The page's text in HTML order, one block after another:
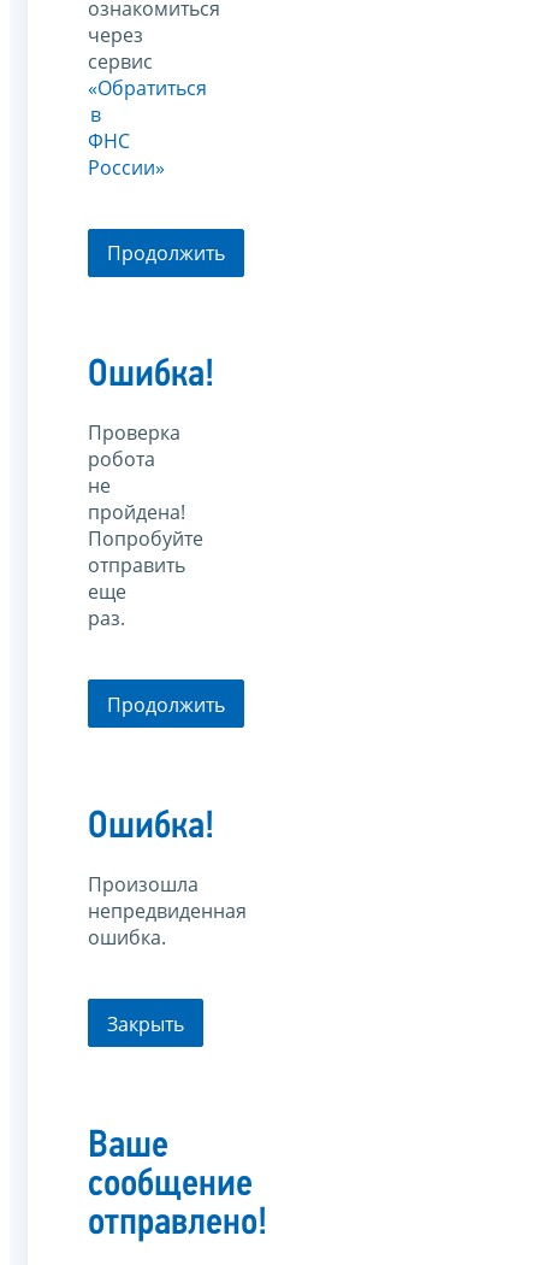
ознакомиться
через
сервис
«Обратиться
в
ФНС
России»
Продолжить
Ошибка!
Проверка
робота
не
пройдена!
Попробуйте
отправить
еще
раз.
Продолжить
Ошибка!
Произошла
непредвиденная
ошибка.
Закрыть
Ваше
сообщение
отправлено!